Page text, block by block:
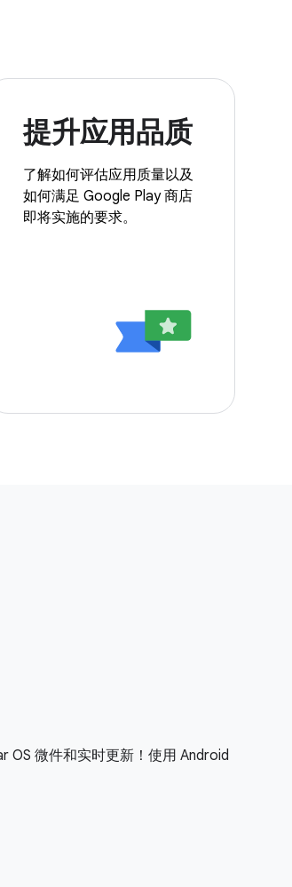
提升应用品质
了解如何评估应用质量以及
如何满足 Google Play 商店
即将实施的要求。
OS 微件和实时更新！使用 Android